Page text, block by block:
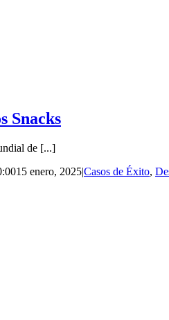
Snacks
de [...]
15 enero, 2025|Casos de Éxito,